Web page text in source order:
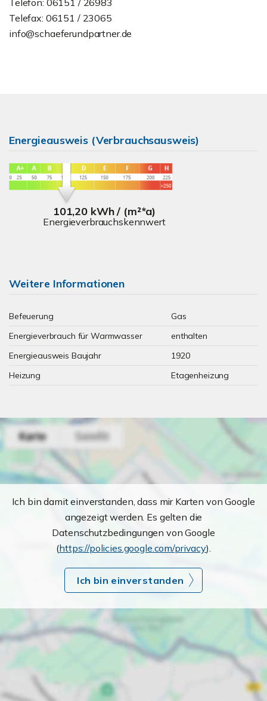
Telefon: 06151 / 26983
Telefax: 06151 / 23065
info@schaeferundpartner.de
Energieausweis (Verbrauchsausweis)
101,20 kWh / (m²*a)
Energieverbrauchskennwert
Weitere Informationen
Befeuerung
Gas
Energieverbrauch für Warmwasser
enthalten
Energieausweis Baujahr
1920
Heizung
Etagenheizung
Ich bin damit einverstanden, dass mir Karten von Google
angezeigt werden. Es gelten die
Datenschutzbedingungen von Google
(https://policies.google.com/privacy).
Ich bin einverstanden